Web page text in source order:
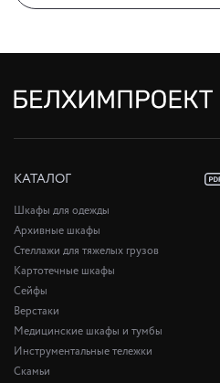
КАТАЛОГ
Шкафы для одежды
Архивные шкафы
Стеллажи для тяжелых грузов
Картотечные шкафы
Сейфы
Верстаки
Медицинские шкафы и тумбы
Инструментальные тележки
Скамьи